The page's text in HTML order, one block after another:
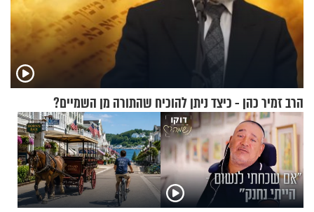
הרב זמיר כהן - כיצד ניתן להוכיח שהתורה מן השמיים?